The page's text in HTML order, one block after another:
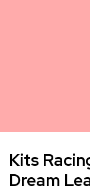
Kits
Dream